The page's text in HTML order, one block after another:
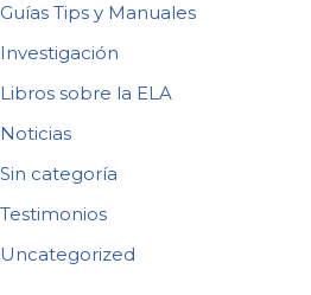
Guías Tips y Manuales
Investigación
Libros sobre la ELA
Noticias
Sin categoría
Testimonios
Uncategorized